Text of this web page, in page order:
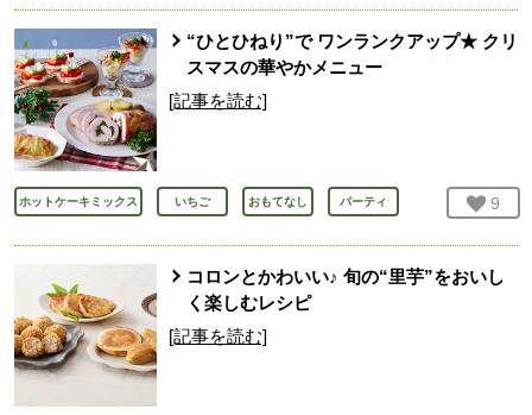
“ひとひねり”で ワンランクアップ★ クリ
スマスの華やかメニュー
[記事を読む]
ホットケーキミックス いちご おもてなし パーティ お気
9
コロンとかわいい♪ 旬の“里芋”をおいし
く楽しむレシピ
[記事を読む]